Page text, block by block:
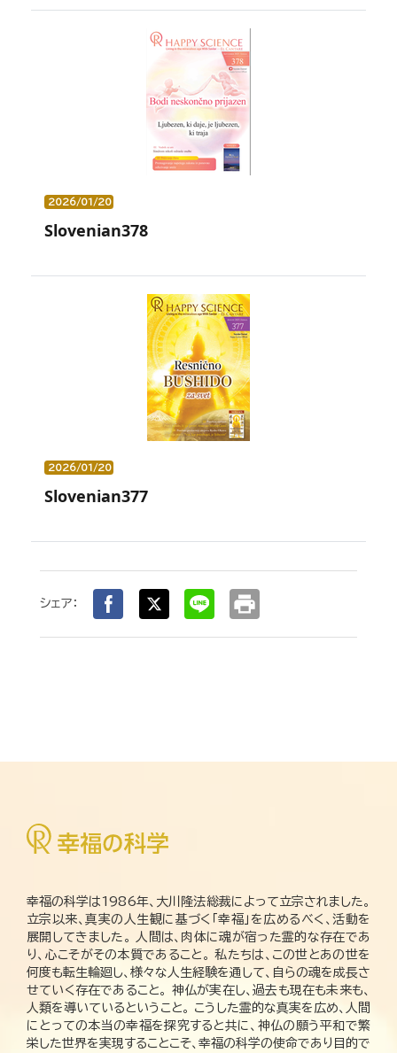
2026/01/20
Slovenian378
2026/01/20
Slovenian377
シェア： print
幸福の科学は1986年、大川隆法総裁によって立宗されました。
立宗以来、真実の人生観に基づく「幸福」を広めるべく、活動を
展開してきました。 人間は、肉体に魂が宿った霊的な存在であ
り、心こそがその本質であること。 私たちは、この世とあの世を
何度も転生輪廻し、様々な人生経験を通して、自らの魂を成長さ
せていく存在であること。 神仏が実在し、過去も現在も未来も、
人類を導いているということ。 こうした霊的な真実を広め、人間
にとっての本当の幸福を探究すると共に、神仏の願う平和で繁
栄した世界を実現することこそ、幸福の科学の使命であり目的で